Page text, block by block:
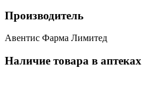
Производитель
Авентис Фарма Лимитед
Наличие товара в аптеках